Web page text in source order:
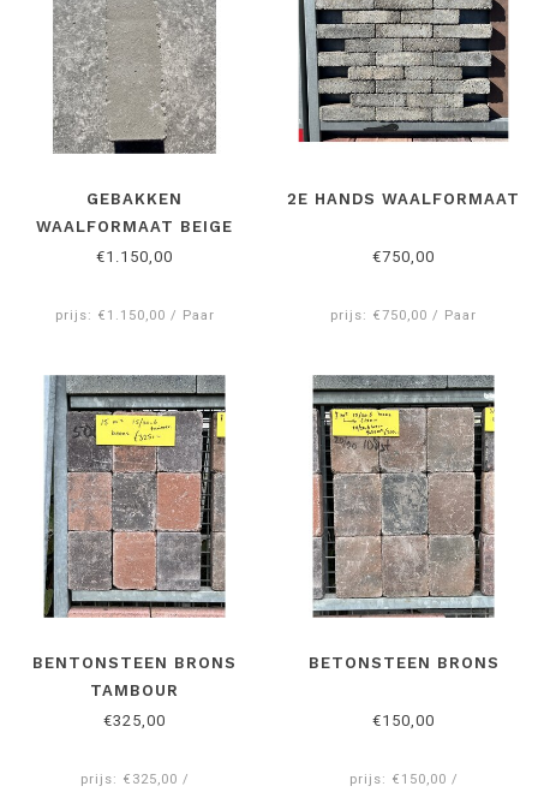
GEBAKKEN
WAALFORMAAT BEIGE
€1.150,00
prijs: €1.150,00 / Paar
2E HANDS WAALFORMAAT
€750,00
prijs: €750,00 / Paar
BENTONSTEEN BRONS
TAMBOUR
€325,00
prijs: €325,00 /
BETONSTEEN BRONS
€150,00
prijs: €150,00 /